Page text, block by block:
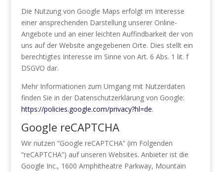
Die Nutzung von Google Maps erfolgt im Interesse
einer ansprechenden Darstellung unserer Online-
Angebote und an einer leichten Auffindbarkeit der von
uns auf der Website angegebenen Orte. Dies stellt ein
berechtigtes Interesse im Sinne von Art. 6 Abs. 1 lit. f
DSGVO dar.
Mehr Informationen zum Umgang mit Nutzerdaten
finden Sie in der Datenschutzerklärung von Google:
https://policies.google.com/privacy?hl=de.
Google reCAPTCHA
Wir nutzen “Google reCAPTCHA” (im Folgenden
“reCAPTCHA”) auf unseren Websites. Anbieter ist die
Google Inc., 1600 Amphitheatre Parkway, Mountain